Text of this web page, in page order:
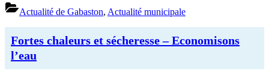
kit
économie
d’eau
auprès
de
la
Mairie”
Actualité de Gabaston, Actualité municipale
Fortes chaleurs et sécheresse – Economisons
l’eau